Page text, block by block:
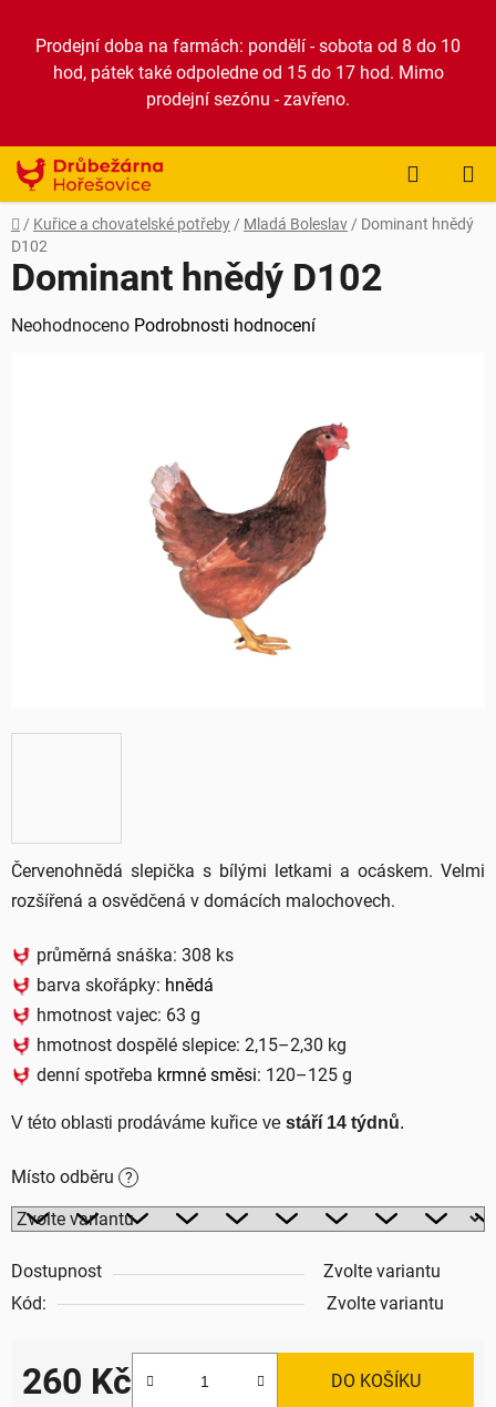
obsah
Prodejní doba na farmách: pondělí - sobota od 8 do 10
hod, pátek také odpoledne od 15 do 17 hod. Mimo
prodejní sezónu - zavřeno.
KOŠÍK
Domů
/ Kuřice a chovatelské potřeby / Mladá Boleslav / Dominant hnědý
D102
Červenohnědá slepička s bílými letkami a ocáskem. Velmi
rozšířená a osvědčená v domácích malochovech.
průměrná snáška: 308 ks
barva skořápky: hnědá
hmotnost vajec: 63 g
hmotnost dospělé slepice: 2,15–2,30 kg
denní spotřeba krmné směsi: 120–125 g
V této oblasti prodáváme kuřice ve stáří 14 týdnů.
Místo odběru ?
Dostupnost
Zvolte variantu
Kód:
Zvolte variantu
260 Kč DO KOŠÍKU
Dominant hnědý D102
Průměrné
Neohodnoceno Podrobnosti hodnocení